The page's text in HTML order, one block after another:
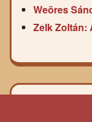
Weöres
Zelk Zoltán: